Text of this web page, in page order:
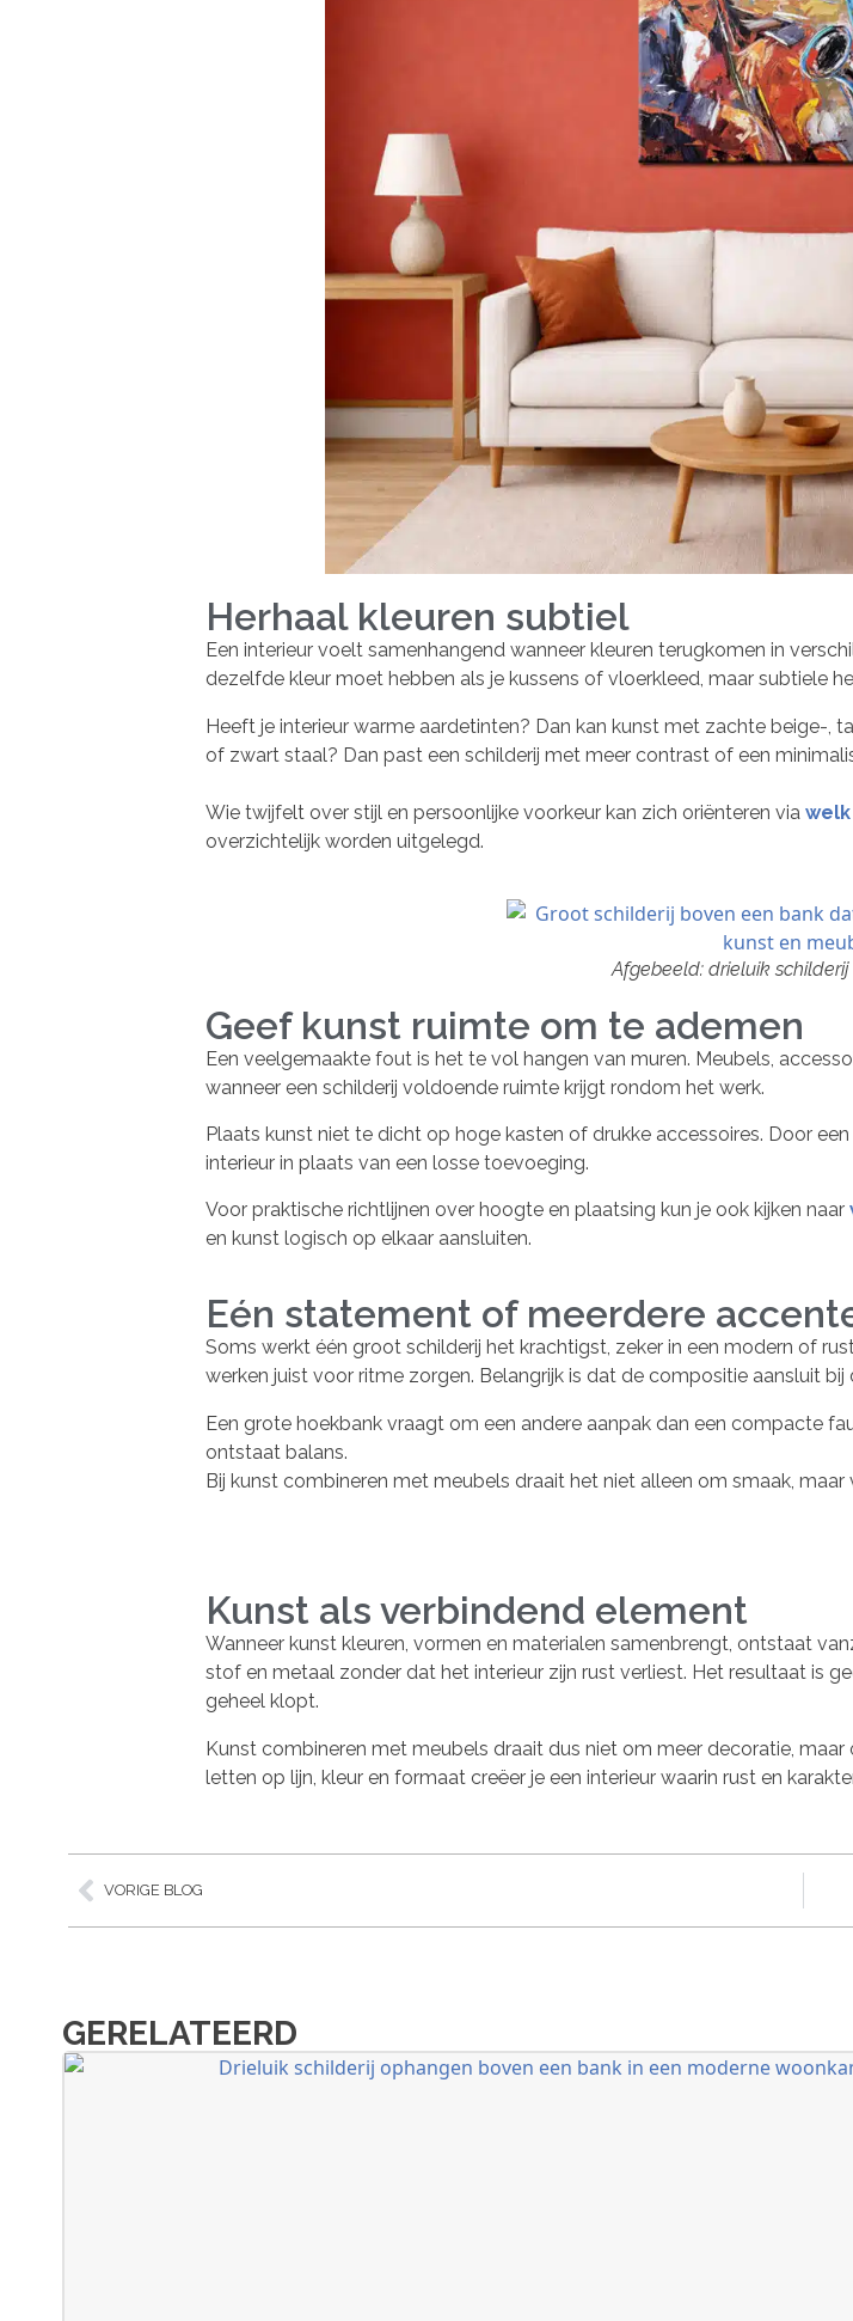
Herhaal kleuren subtiel
Een interieur voelt samenhangend wanneer kleuren terugkomen in
dezelfde kleur moet hebben als je kussens of vloerkleed, maar subtiele
Heeft je interieur warme aardetinten? Dan kan kunst met zachte beige-,
of zwart staal? Dan past een schilderij met meer contrast of een
Wie twijfelt over stijl en persoonlijke voorkeur kan zich oriënteren via
overzichtelijk worden uitgelegd.
Afgebeeld: drieluik
Geef kunst ruimte om te ademen
Een veelgemaakte fout is het te vol hangen van muren. Meubels,
wanneer een schilderij voldoende ruimte krijgt rondom het werk.
Plaats kunst niet te dicht op hoge kasten of drukke accessoires. Door
interieur in plaats van een losse toevoeging.
Voor praktische richtlijnen over hoogte en plaatsing kun je ook kijken naar
en kunst logisch op elkaar aansluiten.
Eén statement of meerdere
Soms werkt één groot schilderij het krachtigst, zeker in een modern of
werken juist voor ritme zorgen. Belangrijk is dat de compositie aansluit bij
Een grote hoekbank vraagt om een andere aanpak dan een compacte
ontstaat balans.
Bij kunst combineren met meubels draait het niet alleen om smaak,
Kunst als verbindend element
Wanneer kunst kleuren, vormen en materialen samenbrengt, ontstaat
stof en metaal zonder dat het interieur zijn rust verliest. Het resultaat is
geheel klopt.
Kunst combineren met meubels draait dus niet om meer decoratie,
letten op lijn, kleur en formaat creëer je een interieur waarin rust en
VORIGE BLOG
GERELATEERD